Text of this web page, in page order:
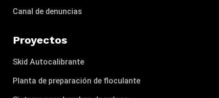
Canal de denuncias
Proyectos
Skid Autocalibrante
Planta de preparación de floculante